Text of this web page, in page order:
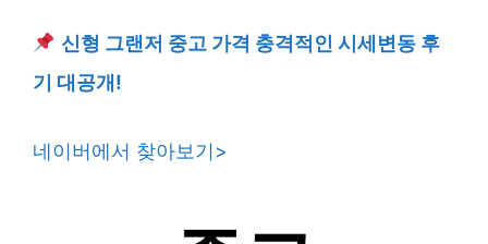
신형 그랜저 중고 가격 충격적인 시세변동 후
기 대공개!
네이버에서 찾아보기>